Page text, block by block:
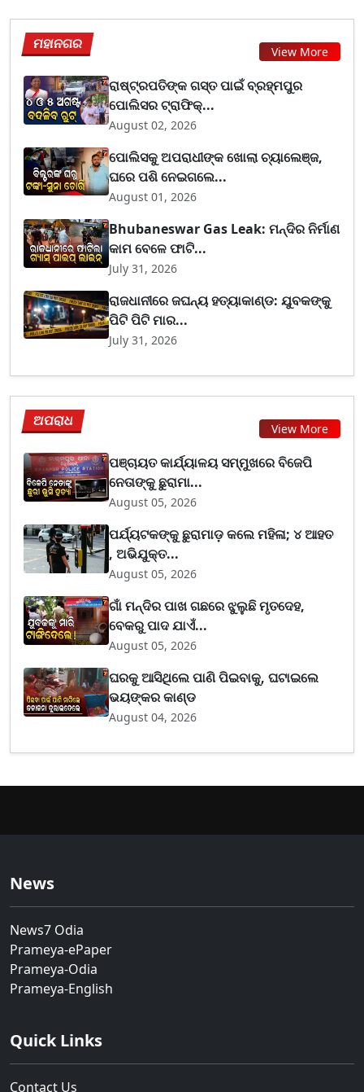
ମହାନଗର View More
ରାଷ୍ଟ୍ରପତିଙ୍କ ଗସ୍ତ ପାଇଁ ବ୍ରହ୍ମପୁର
ପୋଲିସର ଟ୍ରାଫିକ୍...
August 02, 2026
ପୋଲିସକୁ ଅପରାଧୀଙ୍କ ଖୋଲା ଚ୍ୟାଲେଞ୍ଜ,
ଘରେ ପଶି ନେଇଗଲେ...
August 01, 2026
Bhubaneswar Gas Leak: ମନ୍ଦିର ନିର୍ମାଣ
କାମ ବେଳେ ଫାଟି...
July 31, 2026
ରାଜଧାନୀରେ ଜଘନ୍ୟ ହତ୍ୟାକାଣ୍ଡ: ଯୁବକଙ୍କୁ
ପିଟି ପିଟି ମାର...
July 31, 2026
ଅପରାଧ View More
ପଞ୍ଚାୟତ କାର୍ଯ୍ୟାଳୟ ସମ୍ମୁଖରେ ବିଜେପି
ନେତାଙ୍କୁ ଛୁରାମା...
August 05, 2026
ପର୍ଯ୍ୟଟକଙ୍କୁ ଛୁରାମାଡ଼ କଲେ ମହିଳା; ୪ ଆହତ
, ଅଭିଯୁକ୍ତ...
August 05, 2026
ଗାଁ ମନ୍ଦିର ପାଖ ଗଛରେ ଝୁଲୁଛି ମୃତଦେହ,
ବେକରୁ ପାଦ ଯାଏଁ...
August 05, 2026
ଘରକୁ ଆସିଥିଲେ ପାଣି ପିଇବାକୁ, ଘଟାଇଲେ
ଭୟଙ୍କର କାଣ୍ଡ
August 04, 2026
News
News7 Odia
Prameya-ePaper
Prameya-Odia
Prameya-English
Quick Links
Contact Us